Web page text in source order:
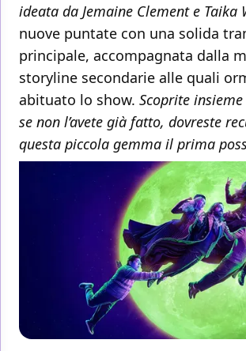
ideata da Jemaine Clement e Taika
nuove puntate con una solida
principale, accompagnata dalla
storyline secondarie alle quali
abituato lo show. Scoprite
se non l’avete già fatto, dovreste
questa piccola gemma il prima